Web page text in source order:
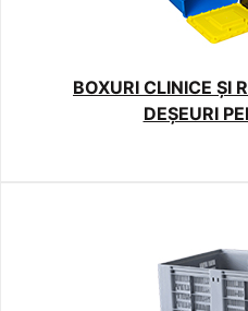
BOXURI CLINICE ȘI
DEȘEURI